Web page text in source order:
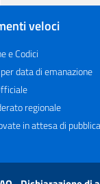
veloci
e Codici
data di emanazione
regionale
in attesa di